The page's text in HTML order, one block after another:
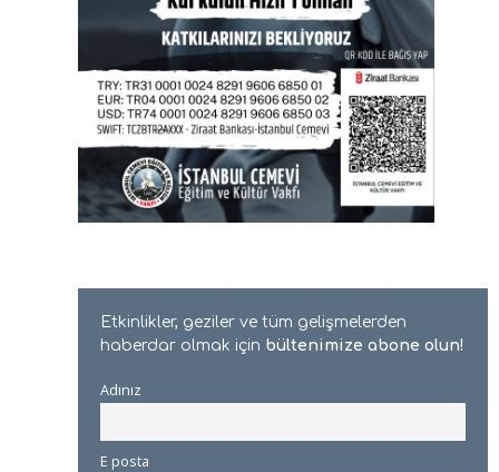
Etkinlikler, geziler ve tüm gelişmelerden
haberdar olmak için bültenimize abone olun!
Adınız
E posta